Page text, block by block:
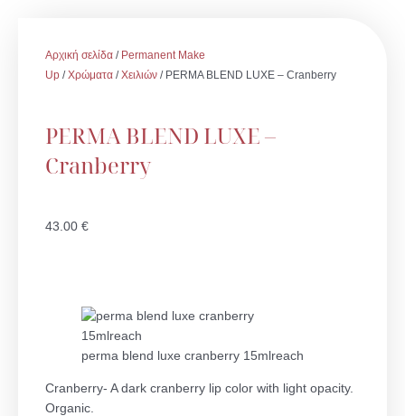
Αρχική σελίδα / Permanent Make
Up /Χρώματα /Χειλιών / PERMA BLEND LUXE – Cranberry
PERMA BLEND LUXE –
Cranberry
43.00 €
perma blend luxe cranberry 15mlreach
Cranberry- A dark cranberry lip color with light opacity.
Organic.